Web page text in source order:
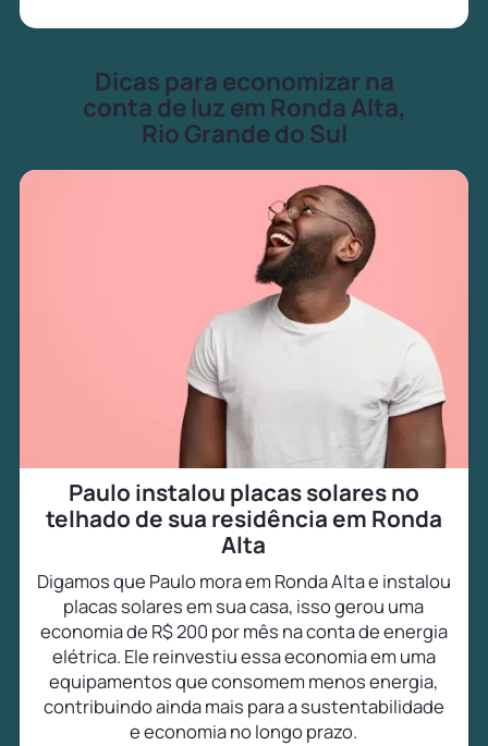
Dicas para economizar na
conta de luz em Ronda Alta,
Rio Grande do Sul
Paulo instalou placas solares no
telhado de sua residência em Ronda
Alta
Digamos que Paulo mora em Ronda Alta e instalou
placas solares em sua casa, isso gerou uma
economia de R$ 200 por mês na conta de energia
elétrica. Ele reinvestiu essa economia em uma
equipamentos que consomem menos energia,
contribuindo ainda mais para a sustentabilidade
e economia no longo prazo.